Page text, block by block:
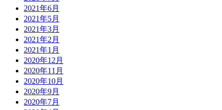
2021年6月
2021年5月
2021年3月
2021年2月
2021年1月
2020年12月
2020年11月
2020年10月
2020年9月
2020年7月